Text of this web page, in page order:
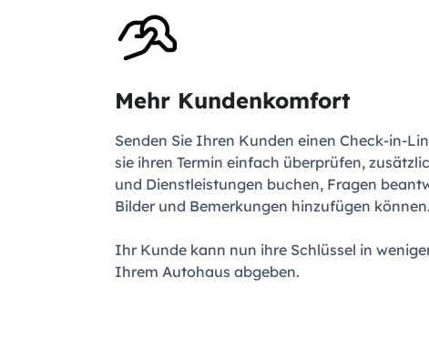
Mehr Kundenkomfort
Senden Sie Ihren Kunden einen Check-in-
sie ihren Termin einfach überprüfen,
und Dienstleistungen buchen, Fragen
Bilder und Bemerkungen hinzufügen können.
Ihr Kunde kann nun ihre Schlüssel in
Ihrem Autohaus abgeben.